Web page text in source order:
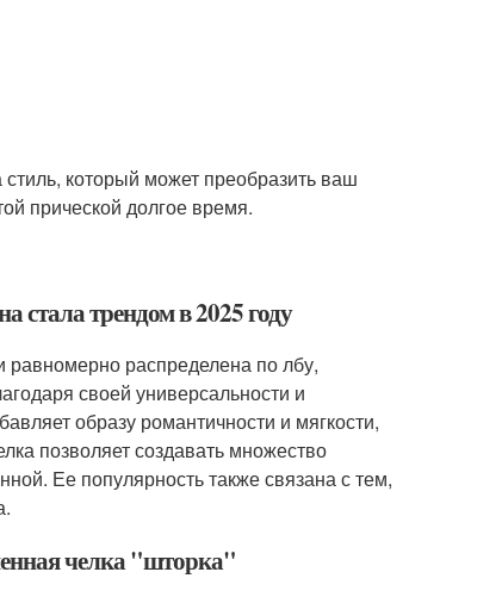
который может преобразить ваш
прической долгое время.
стала трендом в 2025 году
равномерно распределена по лбу,
своей универсальности и
образу романтичности и мягкости,
позволяет создавать множество
Ее популярность также связана с тем,
челка "шторка"